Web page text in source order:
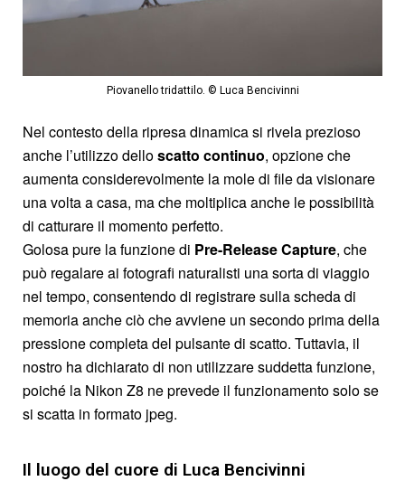
Piovanello tridattilo. © Luca Bencivinni
Nel contesto della ripresa dinamica si rivela prezioso
anche l’utilizzo delloscatto continuo, opzione che
aumenta considerevolmente la mole di file da visionare
una volta a casa, ma che moltiplica anche le possibilità
di catturare il momento perfetto.
Golosa pure la funzione di Pre-Release Capture, che
può regalare ai fotografi naturalisti una sorta di viaggio
nel tempo, consentendo di registrare sulla scheda di
memoria anche ciò che avviene un secondo prima della
pressione completa del pulsante di scatto. Tuttavia, il
nostro ha dichiarato di non utilizzare suddetta funzione,
poiché la Nikon Z8 ne prevede il funzionamento solo se
si scatta in formato jpeg.
Il luogo del cuore di Luca Bencivinni